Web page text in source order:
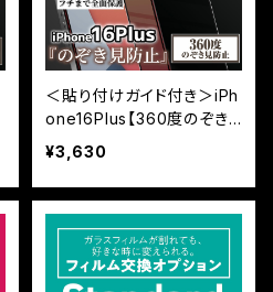
＜貼り付けガイド付き＞iPh
one16Plus【360度のぞき
見防止】3カ月保証付き『ガ
ラスフィルム鎧』全面フルカ
バー（黒フチタイプ）
¥3,630